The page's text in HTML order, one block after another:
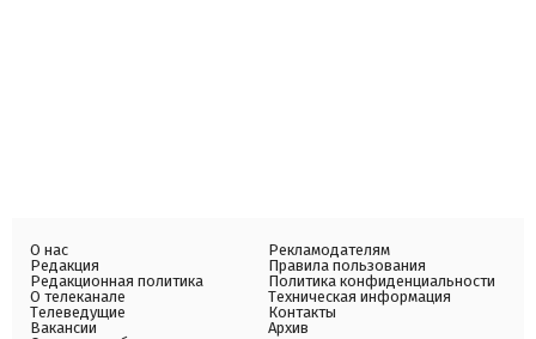
О нас
Редакция
Редакционная политика
О телеканале
Телеведущие
Вакансии
Рекламодателям
Правила пользования
Политика конфиденциальности
Техническая информация
Контакты
Архив